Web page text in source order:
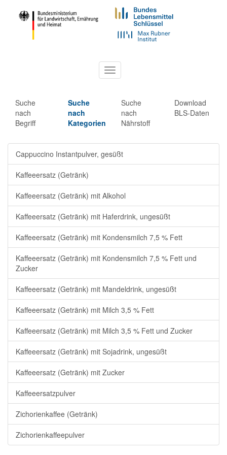
Toggle
navigation
Suche
nach
Begriff
Suche
nach
Kategorien
Suche
nach
Nährstoff
Download
BLS-Daten
Cappuccino Instantpulver, gesüßt
Kaffeeersatz (Getränk)
Kaffeeersatz (Getränk) mit Alkohol
Kaffeeersatz (Getränk) mit Haferdrink, ungesüßt
Kaffeeersatz (Getränk) mit Kondensmilch 7,5 % Fett
Kaffeeersatz (Getränk) mit Kondensmilch 7,5 % Fett und
Zucker
Kaffeeersatz (Getränk) mit Mandeldrink, ungesüßt
Kaffeeersatz (Getränk) mit Milch 3,5 % Fett
Kaffeeersatz (Getränk) mit Milch 3,5 % Fett und Zucker
Kaffeeersatz (Getränk) mit Sojadrink, ungesüßt
Kaffeeersatz (Getränk) mit Zucker
Kaffeeersatzpulver
Zichorienkaffee (Getränk)
Zichorienkaffeepulver